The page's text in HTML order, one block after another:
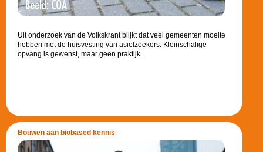
Uit onderzoek van de Volkskrant blijkt dat veel gemeenten moeite
hebben met de huisvesting van asielzoekers. Kleinschalige
opvang is gewenst, maar geen praktijk.
Bouwen aan biobased kennis